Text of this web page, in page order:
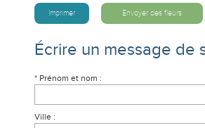
Imprimer Envoyer des fleurs
Écrire un message de
* Prénom et nom :
Ville :